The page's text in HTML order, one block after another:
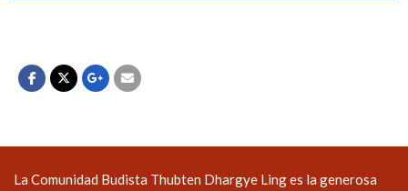
La Comunidad Budista Thubten Dhargye Ling es la generosa